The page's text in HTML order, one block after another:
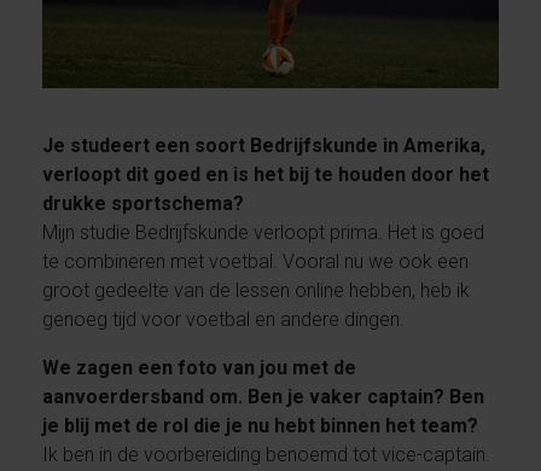
Je studeert een soort Bedrijfskunde in Amerika,
verloopt dit goed en is het bij te houden door het
drukke sportschema?
Mijn studie Bedrijfskunde verloopt prima. Het is goed
te combineren met voetbal. Vooral nu we ook een
groot gedeelte van de lessen online hebben, heb ik
genoeg tijd voor voetbal en andere dingen.
We zagen een foto van jou met de
aanvoerdersband om. Ben je vaker captain? Ben
je blij met de rol die je nu hebt binnen het team?
Ik ben in de voorbereiding benoemd tot vice-captain.